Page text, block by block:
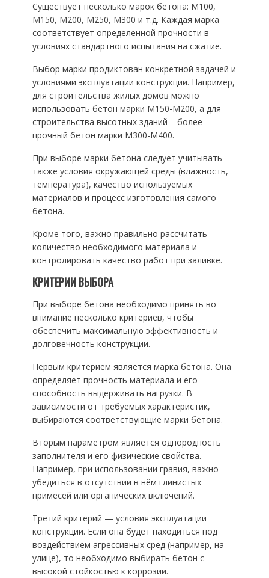
Существует несколько марок бетона: М100,
М150, М200, М250, М300 и т.д. Каждая марка
соответствует определенной прочности в
условиях стандартного испытания на сжатие.
Выбор марки продиктован конкретной задачей и
условиями эксплуатации конструкции. Например,
для строительства жилых домов можно
использовать бетон марки М150-М200, а для
строительства высотных зданий – более
прочный бетон марки М300-М400.
При выборе марки бетона следует учитывать
также условия окружающей среды (влажность,
температура), качество используемых
материалов и процесс изготовления самого
бетона.
Кроме того, важно правильно рассчитать
количество необходимого материала и
контролировать качество работ при заливке.
КРИТЕРИИ ВЫБОРА
При выборе бетона необходимо принять во
внимание несколько критериев, чтобы
обеспечить максимальную эффективность и
долговечность конструкции.
Первым критерием является марка бетона. Она
определяет прочность материала и его
способность выдерживать нагрузки. В
зависимости от требуемых характеристик,
выбираются соответствующие марки бетона.
Вторым параметром является однородность
заполнителя и его физические свойства.
Например, при использовании гравия, важно
убедиться в отсутствии в нём глинистых
примесей или органических включений.
Третий критерий — условия эксплуатации
конструкции. Если она будет находиться под
воздействием агрессивных сред (например, на
улице), то необходимо выбирать бетон с
высокой стойкостью к коррозии.